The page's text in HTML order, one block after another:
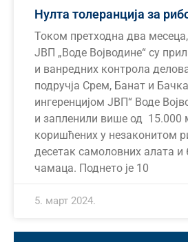
Нулта толеранција за
Током претходна два
ЈВП „Воде Војводине“ су
и ванредних контрола
подручја Срем, Банат и
ингеренцијом ЈВП“ Воде
и запленили више од 15.000
коришћених у незаконитом
десетак самоловних алата и
чамаца. Поднето је 10
5. март 2024.